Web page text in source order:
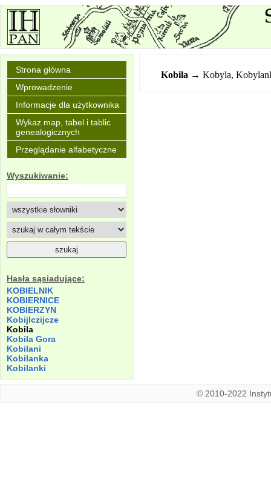
Strona główna
Wprowadzenie
Informacje dla użytkownika
Wykaz map, tabel i tablic
genealogicznych
Przeglądanie alfabetyczne
Wyszukiwanie:
Hasła sąsiadujące:
KOBIELNIK
KOBIERNICE
KOBIERZYN
Kobijlczijcze
Kobila
Kobila Gora
Kobilani
Kobilanka
Kobilanki
Kobila → Kobyla,
© 2010-2022